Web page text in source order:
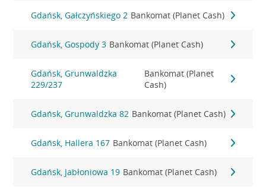
Gdańsk, Gałczyńskiego 2 Bankomat (Planet Cash)
Gdańsk, Gospody 3 Bankomat (Planet Cash)
Gdańsk, Grunwaldzka
229/237
Bankomat (Planet
Cash)
Gdańsk, Grunwaldzka 82 Bankomat (Planet Cash)
Gdańsk, Hallera 167 Bankomat (Planet Cash)
Gdańsk, Jabłoniowa 19 Bankomat (Planet Cash)